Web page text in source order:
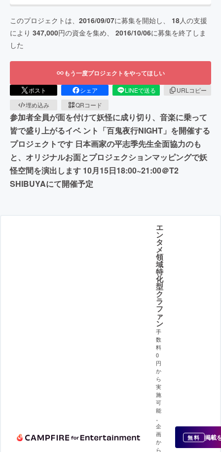
このプロジェクトは、 2016/09/07に募集を開始し、 18人の支援
により 347,000円の資金を集め、 2016/10/06に募集を終了しま
した
もう一度プロジェクトをやってほしい
ポスト シェア LINEで送る
URLコピー
埋め込み
QRコード
参加者全員が面を付けて妖怪に成り切り、音楽に乗って
皆で盛り上がるイベ ント「百鬼夜行NIGHT」を開催する
プロジェクトです 日本画家の平志季先生全面協力のも
と、オリジナルお面とプロジェクションマッピングで妖
怪空間を演出します 10月15日18:00~21:00＠T2
SHIBUYAにて開催予定
エ
ン
タ
メ
領
域
特
化
型
ク
ラ
フ
ァ
ン
手
数
料
0
円
か
ら
実
施
可
能
。
企
画
か
ら
無料 掲載